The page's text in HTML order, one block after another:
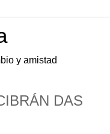
y amistad
DAS